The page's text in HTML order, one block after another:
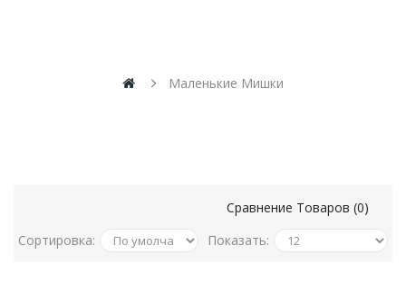
Маленькие Мишки
Сравнение Товаров (0)
Сортировка:
Показать: